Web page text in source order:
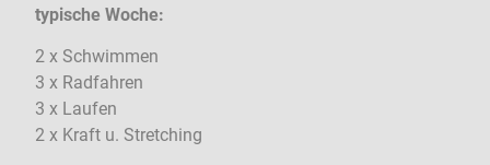
typische Woche:
2 x Schwimmen
3 x Radfahren
3 x Laufen
2 x Kraft u. Stretching